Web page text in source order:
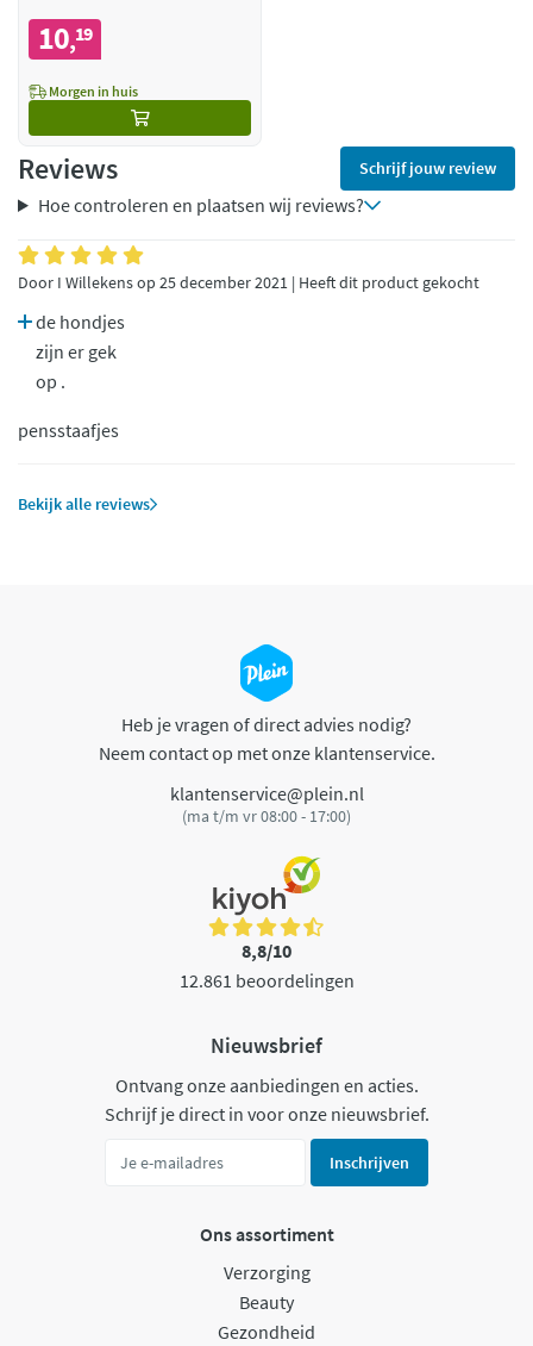
10,19
Morgen in huis
Reviews Schrijf jouw review
Hoe controleren en plaatsen wij reviews?
Door I Willekens op 25 december 2021 | Heeft dit product gekocht
de hondjes
zijn er gek
op .
pensstaafjes
Bekijk alle reviews
Heb je vragen of direct advies nodig?
Neem contact op met onze klantenservice.
klantenservice@plein.nl
(ma t/m vr 08:00 - 17:00)
8,8/10
12.861 beoordelingen
Nieuwsbrief
Ontvang onze aanbiedingen en acties.
Schrijf je direct in voor onze nieuwsbrief.
Inschrijven
Ons assortiment
Verzorging
Beauty
Gezondheid